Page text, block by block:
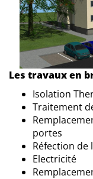
Les travaux en
Isolation
Traitement
portes
Réfection
Electricité